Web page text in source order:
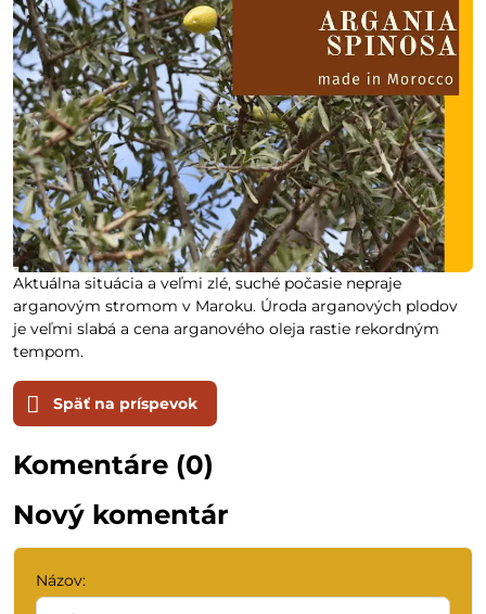
Aktuálna situácia a veľmi zlé, suché počasie nepraje
arganovým stromom v Maroku. Úroda arganových plodov
je veľmi slabá a cena arganového oleja rastie rekordným
tempom.
Späť na príspevok
Komentáre (0)
Nový komentár
Názov: